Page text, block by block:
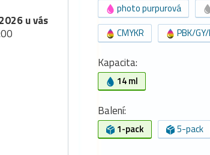
u vás
photo purpurová
CMYKR
PBK/
Kapacita:
14 ml
Balení:
1-pack 5-pack